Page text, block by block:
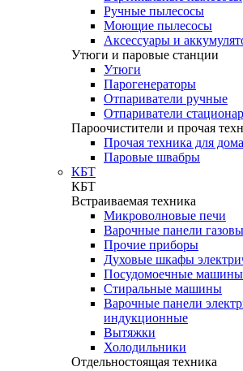
Ручные пылесосы
Моющие пылесосы
Аксессуары и
Утюги и паровые станции
Утюги
Парогенераторы
Отпариватели ручные
Отпариватели
Пароочистители и прочая
Прочая техника для дома
Паровые швабры
КБТ
КБТ
Встраиваемая техника
Микроволновые печи
Варочные панели
Прочие приборы
Духовые шкафы
Посудомоечные машины
Стиральные машины
Варочные панели
индукционные
Вытяжки
Холодильники
Отдельностоящая техника